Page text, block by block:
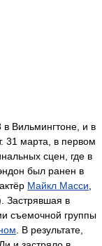
Вильмингтоне, и в
31 марта, в первом
сцен, где в
был ранен в
Майкл Масси,
Застрявшая в
съемочной группы
. В результате,